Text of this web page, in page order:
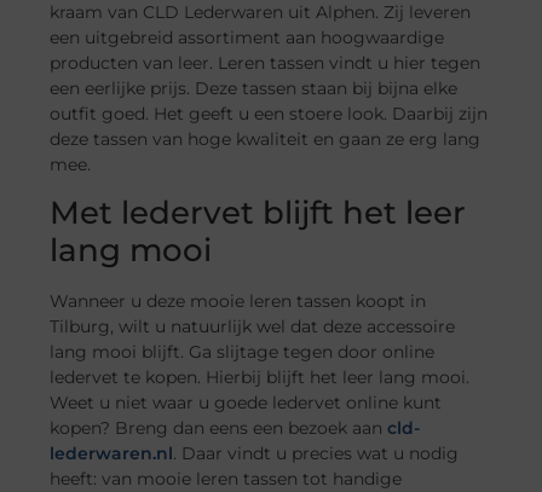
kraam van CLD Lederwaren uit Alphen. Zij leveren
een uitgebreid assortiment aan hoogwaardige
producten van leer. Leren tassen vindt u hier tegen
een eerlijke prijs. Deze tassen staan bij bijna elke
outfit goed. Het geeft u een stoere look. Daarbij zijn
deze tassen van hoge kwaliteit en gaan ze erg lang
mee.
Met ledervet blijft het leer
lang mooi
Wanneer u deze mooie leren tassen koopt in
Tilburg, wilt u natuurlijk wel dat deze accessoire
lang mooi blijft. Ga slijtage tegen door online
ledervet te kopen. Hierbij blijft het leer lang mooi.
Weet u niet waar u goede ledervet online kunt
kopen? Breng dan eens een bezoek aancld-
lederwaren.nl. Daar vindt u precies wat u nodig
heeft: van mooie leren tassen tot handige